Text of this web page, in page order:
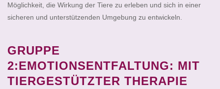
Möglichkeit, die Wirkung der Tiere zu erleben und sich in einer
sicheren und unterstützenden Umgebung zu entwickeln.
GRUPPE
2:EMOTIONSENTFALTUNG: MIT
TIERGESTÜTZTER THERAPIE